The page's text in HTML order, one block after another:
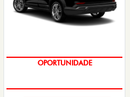
OPORTUNIDADE